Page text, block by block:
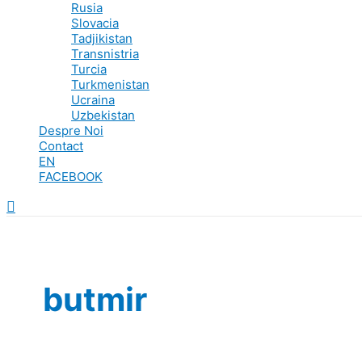
Rusia
Slovacia
Tadjikistan
Transnistria
Turcia
Turkmenistan
Ucraina
Uzbekistan
Despre Noi
Contact
EN
FACEBOOK
Search
butmir